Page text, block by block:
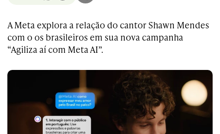
A Meta explora a relação do cantor Shawn Mendes
com o os brasileiros em sua nova campanha
“Agiliza aí com Meta AI”.